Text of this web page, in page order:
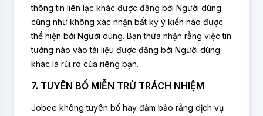
thông tin liên lạc khác được đăng bởi Người dùng
cũng như không xác nhận bất kỳ ý kiến nào được
thể hiện bởi Người dùng. Bạn thừa nhận rằng việc tin
tưởng nào vào tài liệu được đăng bởi Người dùng
khác là rủi ro của riêng bạn.
7. TUYÊN BỐ MIỄN TRỪ TRÁCH NHIỆM
Jobee không tuyên bố hay đảm bảo rằng dịch vụ